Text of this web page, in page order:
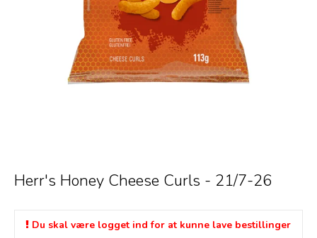
Herr's Honey Cheese Curls - 21/7-26
Du skal være logget ind for at kunne lave bestillinger